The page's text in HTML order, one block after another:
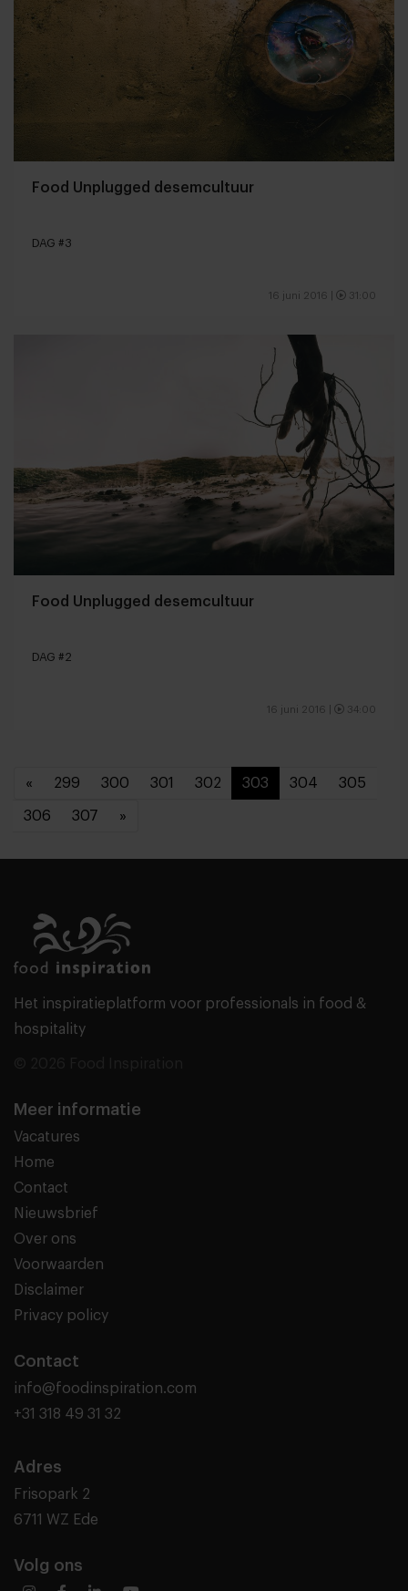
Food Unplugged desemcultuur
DAG #3
16 juni 2016 31:00
Food Unplugged desemcultuur
DAG #2
16 juni 2016 34:00
« 299 300 301 302 303 304 305
306 307 »
Het inspiratieplatform voor professionals in food &
hospitality
Meer informatie
Vacatures
Home
Contact
Nieuwsbrief
Over ons
Voorwaarden
Disclaimer
Privacy policy
Contact
info@foodinspiration.com
+31 318 49 31 32
Adres
Frisopark 2
6711 WZ Ede
Volg ons